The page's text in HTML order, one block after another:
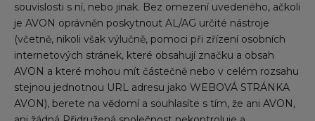
souvislosti s ní, nebo jinak. Bez omezení uvedeného, ačkoli
je AVON oprávněn poskytnout AL/AG určité nástroje
(včetně, nikoli však výlučně, pomoci při zřízení osobních
internetových stránek, které obsahují značku a obsah
AVON a které mohou mít částečně nebo v celém rozsahu
stejnou jednotnou URL adresu jako WEBOVÁ STRÁNKA
AVON), berete na vědomí a souhlasíte s tím, že ani AVON,